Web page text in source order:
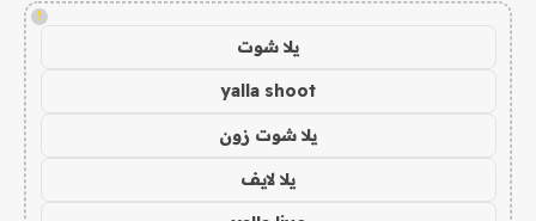
!
يلا شوت
yalla shoot
يلا شوت زون
يلا لايف